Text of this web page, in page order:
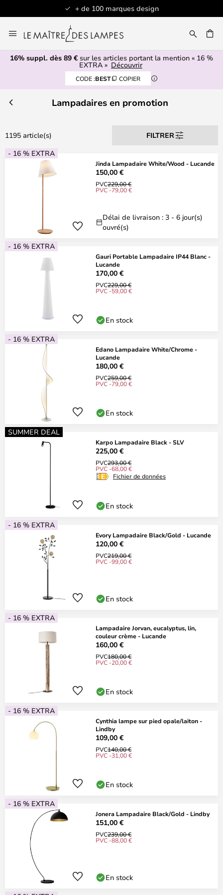
Articles en stock expédiés
au
contenu
16% suppl. dès 89 € sur les articles portant la mention « 16 %
EXTRA » Découvrir
CODE :BEST COPIER
Lampadaires en promotion
1195 article(s)
FILTRER
- 16 % EXTRA
Jinda Lampadaire White/Wood - Lucande
150,00 €
PVC229,00 €
PVC -79,00 €
Délai de livraison : 3 - 6 jour(s)
ouvré(s)
- 16 % EXTRA
Gauri Portable Lampadaire IP44 Blanc -
Lucande
170,00 €
PVC229,00 €
PVC -59,00 €
En stock
- 16 % EXTRA
Edano Lampadaire White/Chrome -
Lucande
180,00 €
PVC259,00 €
PVC -79,00 €
En stock
SUMMER DEAL
Karpo Lampadaire Black - SLV
225,00 €
PVC293,00 €
PVC -68,00 €
Fichier de données
En stock
- 16 % EXTRA
Evory Lampadaire Black/Gold - Lucande
120,00 €
PVC219,00 €
PVC -99,00 €
En stock
- 16 % EXTRA
Lampadaire Jorvan, eucalyptus, lin,
couleur crème - Lucande
160,00 €
PVC180,00 €
PVC -20,00 €
En stock
- 16 % EXTRA
Cynthia lampe sur pied opale/laiton -
Lindby
109,00 €
PVC140,00 €
PVC -31,00 €
En stock
- 16 % EXTRA
Jonera Lampadaire Black/Gold - Lindby
151,00 €
PVC239,00 €
PVC -88,00 €
En stock